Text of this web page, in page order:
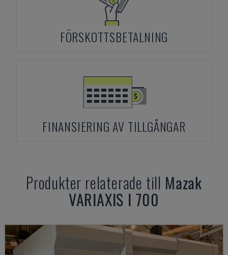
FÖRSKOTTSBETALNING
FINANSIERING AV TILLGÅNGAR
Produkter relaterade till Mazak
VARIAXIS I 700